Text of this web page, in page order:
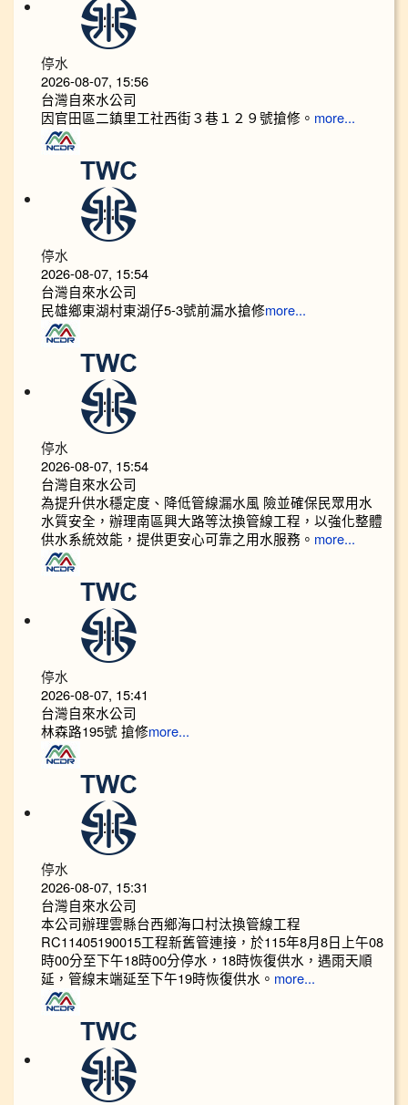
停水
2026-08-07, 15:56
台灣自來水公司
因官田區二鎮里工社西街３巷１２９號搶修。 more...
停水
2026-08-07, 15:54
台灣自來水公司
民雄鄉東湖村東湖仔5-3號前漏水搶修more...
停水
2026-08-07, 15:54
台灣自來水公司
為提升供水穩定度、降低管線漏水風 險並確保民眾用水
水質安全，辦理南區興大路等汰換管線工程，以強化整體
供水系統效能，提供更安心可靠之用水服務。 more...
停水
2026-08-07, 15:41
台灣自來水公司
林森路195號 搶修more...
停水
2026-08-07, 15:31
台灣自來水公司
本公司辦理雲縣台西鄉海口村汰換管線工程
RC11405190015工程新舊管連接，於115年8月8日上午08
時00分至下午18時00分停水，18時恢復供水，遇雨天順
延，管線末端延至下午19時恢復供水。 more...